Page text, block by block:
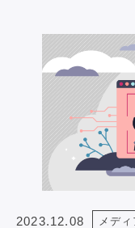
2023.12.08 メデ